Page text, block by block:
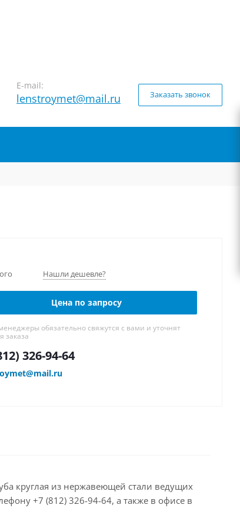
E-mail:
lenstroymet@mail.ru Заказать звонок
Нашли дешевле?
Цена по запросу
обязательно свяжутся с вами и уточнят
заказа
326-94-64
круглая из нержавеющей стали ведущих
+7 (812) 326-94-64, а также в офисе в